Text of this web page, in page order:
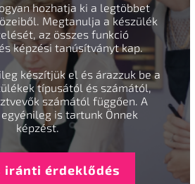
hozhatja ki a legtöbbet
Megtanulja a készülék
az összes funkció
képzési tanúsítványt kap.
készítjük el és árazzuk be a
típusától és számától,
számától függően. A
is tartunk Önnek
képzést.
iránti érdeklődés